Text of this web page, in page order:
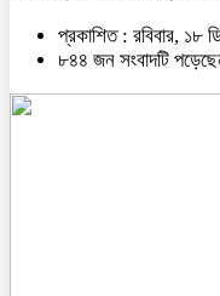
প্রকাশিত : রবিবার, ১৮
৮৪৪ জন সংবাদটি